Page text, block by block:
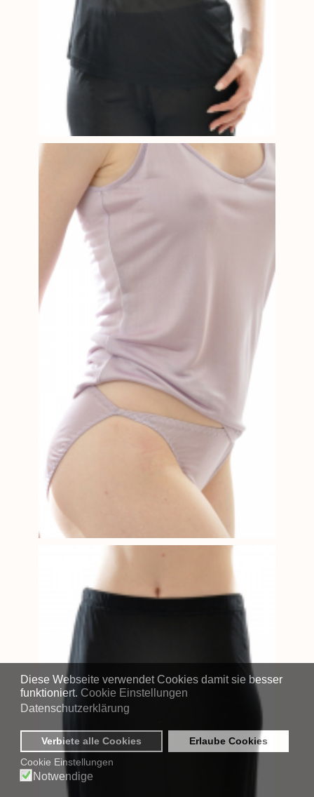
Diese Webseite verwendet Cookies damit sie besser
funktioniert. Cookie Einstellungen
Datenschutzerklärung
Verbiete alle Cookies
Erlaube Cookies
Cookie Einstellungen
Notwendige